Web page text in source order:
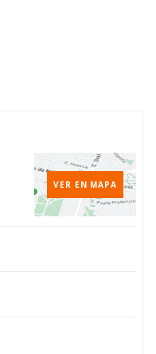
VER EN MAPA